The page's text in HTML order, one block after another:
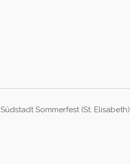
Südstadt Sommerfest (St. Elisabeth)